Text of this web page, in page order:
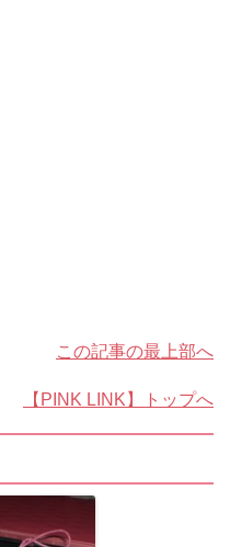
この記事の最上部へ
【PINK LINK】トップへ